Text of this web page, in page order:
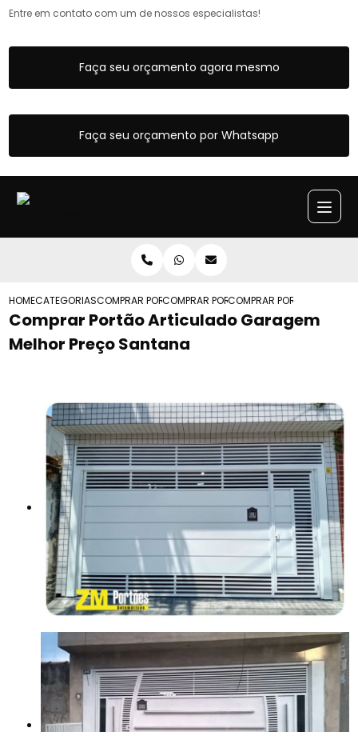
Entre em contato com um de nossos especialistas!
Faça seu orçamento agora mesmo
Faça seu orçamento por Whatsapp
HOMECATEGORIASCOMPRAR PORTOES ARTICULADOS
COMPRAR PORTAO ARTICULADO DE
COMPRAR PORTAO
Comprar Portão Articulado Garagem
Melhor Preço Santana